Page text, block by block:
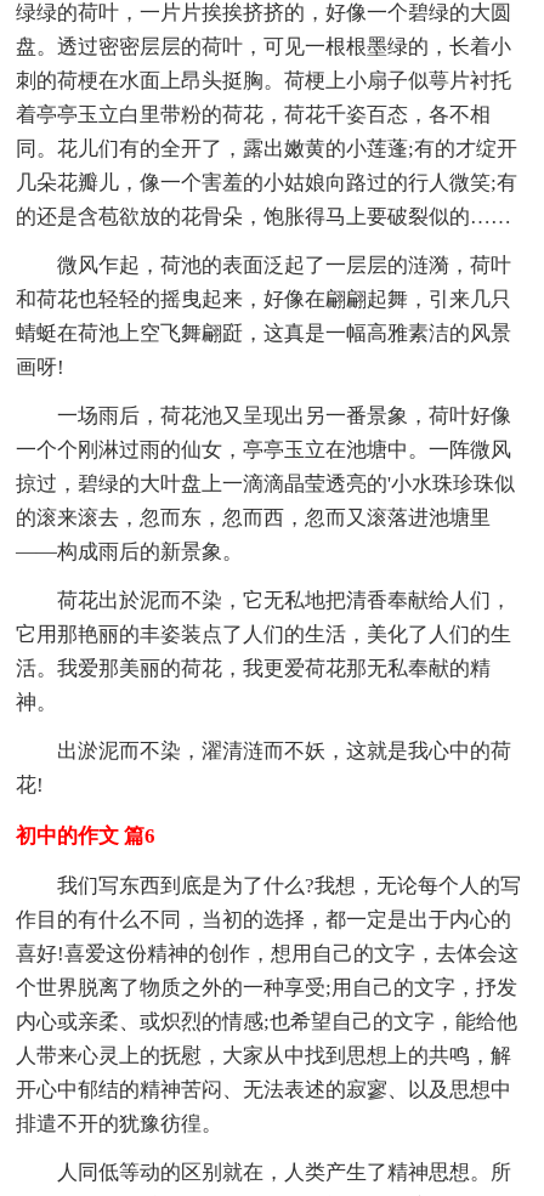
绿绿的荷叶，一片片挨挨挤挤的，好像一个碧绿的大圆
盘。透过密密层层的荷叶，可见一根根墨绿的，长着小
刺的荷梗在水面上昂头挺胸。荷梗上小扇子似萼片衬托
着亭亭玉立白里带粉的荷花，荷花千姿百态，各不相
同。花儿们有的全开了，露出嫩黄的小莲蓬;有的才绽开
几朵花瓣儿，像一个害羞的小姑娘向路过的行人微笑;有
的还是含苞欲放的花骨朵，饱胀得马上要破裂似的……
微风乍起，荷池的表面泛起了一层层的涟漪，荷叶
和荷花也轻轻的摇曳起来，好像在翩翩起舞，引来几只
蜻蜓在荷池上空飞舞翩跹，这真是一幅高雅素洁的风景
画呀!
一场雨后，荷花池又呈现出另一番景象，荷叶好像
一个个刚淋过雨的仙女，亭亭玉立在池塘中。一阵微风
掠过，碧绿的大叶盘上一滴滴晶莹透亮的'小水珠珍珠似
的滚来滚去，忽而东，忽而西，忽而又滚落进池塘里
——构成雨后的新景象。
荷花出於泥而不染，它无私地把清香奉献给人们，
它用那艳丽的丰姿装点了人们的生活，美化了人们的生
活。我爱那美丽的荷花，我更爱荷花那无私奉献的精
神。
出淤泥而不染，濯清涟而不妖，这就是我心中的荷
花!
初中的作文 篇6
我们写东西到底是为了什么?我想，无论每个人的写
作目的有什么不同，当初的选择，都一定是出于内心的
喜好!喜爱这份精神的创作，想用自己的文字，去体会这
个世界脱离了物质之外的一种享受;用自己的文字，抒发
内心或亲柔、或炽烈的情感;也希望自己的文字，能给他
人带来心灵上的抚慰，大家从中找到思想上的共鸣，解
开心中郁结的精神苦闷、无法表述的寂寥、以及思想中
排遣不开的犹豫彷徨。
人同低等动的区别就在，人类产生了精神思想。所